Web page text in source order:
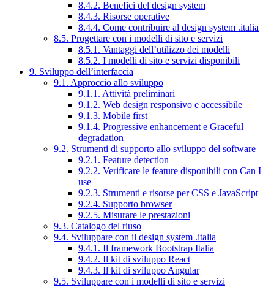
8.4.2. Benefici del design system
8.4.3. Risorse operative
8.4.4. Come contribuire al design system .italia
8.5. Progettare con i modelli di sito e servizi
8.5.1. Vantaggi dell’utilizzo dei modelli
8.5.2. I modelli di sito e servizi disponibili
9. Sviluppo dell’interfaccia
9.1. Approccio allo sviluppo
9.1.1. Attività preliminari
9.1.2. Web design responsivo e accessibile
9.1.3. Mobile first
9.1.4. Progressive enhancement e Graceful
degradation
9.2. Strumenti di supporto allo sviluppo del software
9.2.1. Feature detection
9.2.2. Verificare le feature disponibili con Can I
use
9.2.3. Strumenti e risorse per CSS e JavaScript
9.2.4. Supporto browser
9.2.5. Misurare le prestazioni
9.3. Catalogo del riuso
9.4. Sviluppare con il design system .italia
9.4.1. Il framework Bootstrap Italia
9.4.2. Il kit di sviluppo React
9.4.3. Il kit di sviluppo Angular
9.5. Sviluppare con i modelli di sito e servizi